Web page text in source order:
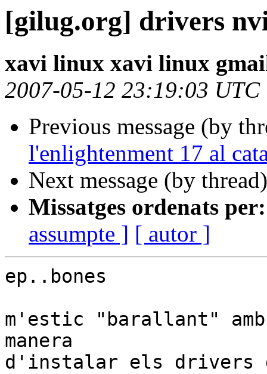
[gilug.org] drivers
xavi linux xavi linux
2007-05-12 23:19:03 UTC
Previous message (by
l'enlightenment 17 al
Next message (by
Missatges ordenats per:
assumpte ] [ autor ]
ep..bones
m'estic "barallant"
manera
d'instalar els drivers